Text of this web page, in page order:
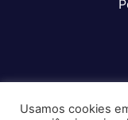
Usamos cookies